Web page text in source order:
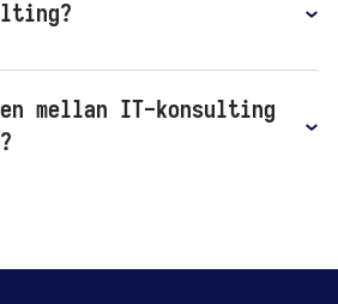
mellan IT-konsulting